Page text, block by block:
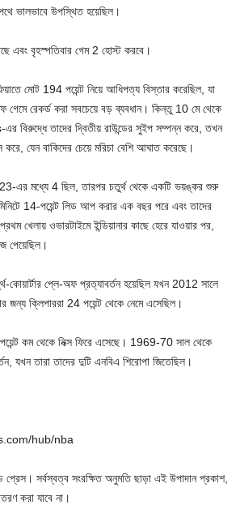
ভালভাবে উপস্থিত হয়েছিল।
এবং বৃহস্পতিবার গেম 2 হোস্ট করবে।
মোট 194 পয়েন্ট নিয়ে আধিপত্য বিস্তার করেছিল, যা
রেকর্ড করা সবচেয়ে বড় ব্যবধান। কিন্তু 10 মে থেকে
বিরুদ্ধে তাদের দ্বিতীয় রাউন্ডের সুইপ সম্পন্ন করে, তখন
করে, যেন বাকিদের চেয়ে মরিচা বেশি আঘাত করেছে।
23-এর মধ্যে 4 ছিল, তারপর চতুর্থ থেকে একটি ভয়ঙ্কর শুরু
14-পয়েন্ট লিড আপ করার এক বছর পরে এবং তাদের
খেলায় ওভারটাইমে ইন্ডিয়ানার কাছে হেরে যাওয়ার পর,
পেয়েছিল।
প্লে-অফ প্রত্যাবর্তন হয়েছিল যখন 2012 সালে
জন্য ক্লিপাররা 24 পয়েন্ট থেকে নেমে এসেছিল।
কম থেকে নিক্স ফিরে এসেছে। 1969-70 সাল থেকে
যখন তারা তাদের দুটি এনবিএ শিরোপা জিতেছিল।
hub/nba
সর্বস্বত্ব সংরক্ষিত অনুমতি ছাড়া এই উপাদান প্রকাশ,
করা যাবে না।